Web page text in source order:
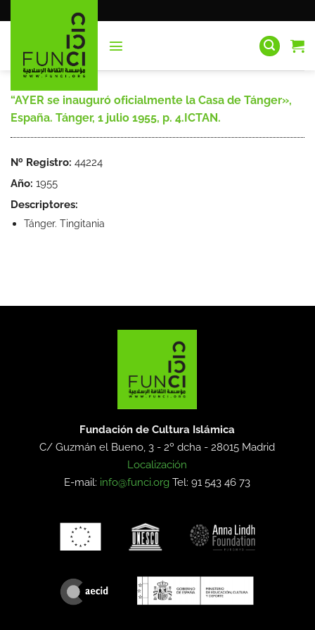
al
“AYER se inauguró oficialmente la Casa de Tánger»,
España. Tánger, 1 julio 1955, p. 4.ICTAN.
Nº Registro: 44224
Año: 1955
Descriptores:
Tánger. Tingitania
Fundación de Cultura Islámica
C/ Guzmán el Bueno, 3 - 2º dcha -28015 Madrid
Localización
E-mail: info@funci.org Tel: 91 543 46 73